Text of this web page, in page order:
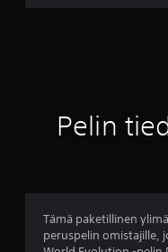
Pelin
Tämä paketillinen
peruspelin omistajille,